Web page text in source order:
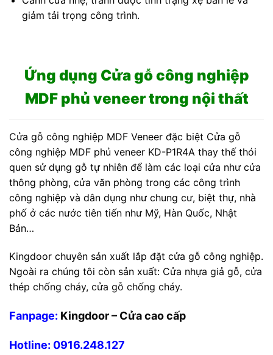
giảm tải trọng công trình.
Ứng dụng Cửa gỗ công nghiệp
MDF phủ veneer trong nội thất
Cửa gỗ công nghiệp MDF Veneer đặc biệt Cửa gỗ
công nghiệp MDF phủ veneer KD-P1R4A thay thế thói
quen sử dụng gỗ tự nhiên để làm các loại cửa như cửa
thông phòng, cửa văn phòng trong các công trình
công nghiệp và dân dụng như chung cư, biệt thự, nhà
phố ở các nước tiên tiến như Mỹ, Hàn Quốc, Nhật
Bản…
Kingdoor chuyên sản xuất lắp đặt cửa gỗ công nghiệp.
Ngoài ra chúng tôi còn sản xuất: Cửa nhựa giả gỗ, cửa
thép chống cháy, cửa gỗ chống cháy.
Fanpage: Kingdoor – Cửa cao cấp
Hotline: 0916.248.127